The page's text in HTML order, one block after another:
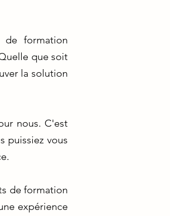
de formation
que soit
la solution
nous. C'est
puissiez vous
de formation
expérience